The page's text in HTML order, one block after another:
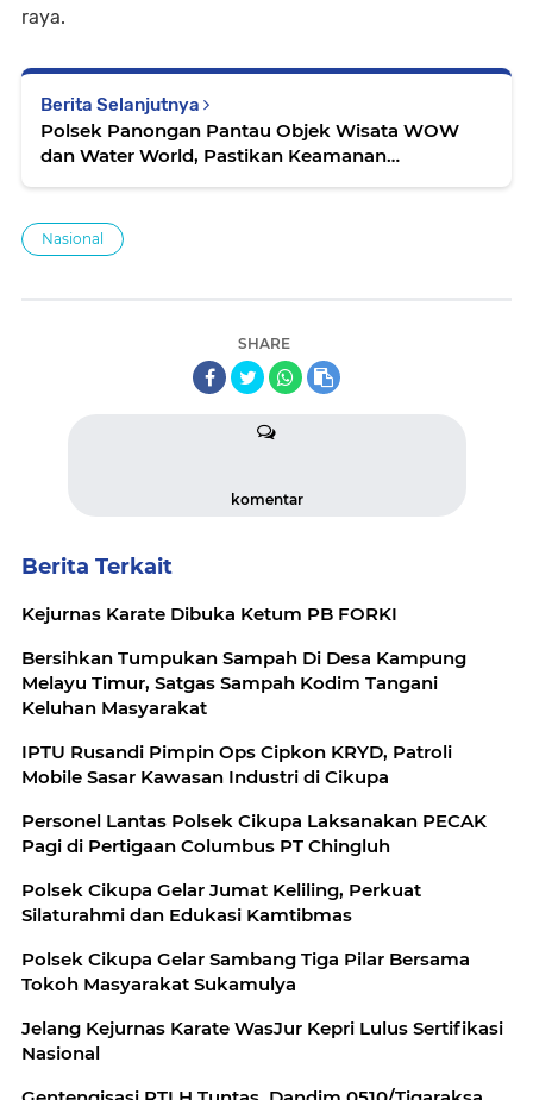
raya.
Berita Selanjutnya
Polsek Panongan Pantau Objek Wisata WOW
dan Water World, Pastikan Keamanan
Nasional
SHARE
komentar
Berita Terkait
Kejurnas Karate Dibuka Ketum PB FORKI
Bersihkan Tumpukan Sampah Di Desa Kampung
Melayu Timur, Satgas Sampah Kodim Tangani
Keluhan Masyarakat
IPTU Rusandi Pimpin Ops Cipkon KRYD, Patroli
Mobile Sasar Kawasan Industri di Cikupa
Personel Lantas Polsek Cikupa Laksanakan PECAK
Pagi di Pertigaan Columbus PT Chingluh
Polsek Cikupa Gelar Jumat Keliling, Perkuat
Silaturahmi dan Edukasi Kamtibmas
Polsek Cikupa Gelar Sambang Tiga Pilar Bersama
Tokoh Masyarakat Sukamulya
Jelang Kejurnas Karate WasJur Kepri Lulus Sertifikasi
Nasional